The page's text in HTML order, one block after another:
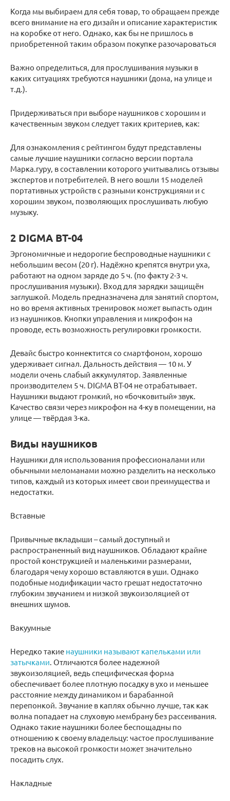
Когда мы выбираем для себя товар, то обращаем прежде
всего внимание на его дизайн и описание характеристик
на коробке от него. Однако, как бы не пришлось в
приобретенной таким образом покупке разочароваться
Важно определиться, для прослушивания музыки в
каких ситуациях требуются наушники (дома, на улице и
т.д.).
Придерживаться при выборе наушников с хорошим и
качественным звуком следует таких критериев, как:
Для ознакомления с рейтингом будут представлены
самые лучшие наушники согласно версии портала
Марка.гуру, в составлении которого учитывались отзывы
экспертов и потребителей. В него вошли 15 моделей
портативных устройств с разными конструкциями и с
хорошим звуком, позволяющих прослушивать любую
музыку.
2 DIGMA BT-04
Эргономичные и недорогие беспроводные наушники с
небольшим весом (20 г). Надёжно крепятся внутри уха,
работают на одном заряде до 5 ч. (по факту 2-3 ч.
прослушивания музыки). Вход для зарядки защищён
заглушкой. Модель предназначена для занятий спортом,
но во время активных тренировок может выпасть один
из наушников. Кнопки управления и микрофон на
проводе, есть возможность регулировки громкости.
Девайс быстро коннектится со смартфоном, хорошо
удерживает сигнал. Дальность действия — 10 м. У
модели очень слабый аккумулятор. Заявленные
производителем 5 ч. DIGMA BT-04 не отрабатывает.
Наушники выдают громкий, но «бочковитый» звук.
Качество связи через микрофон на 4-ку в помещении, на
улице — твёрдая 3-ка.
Виды наушников
Наушники для использования профессионалами или
обычными меломанами можно разделить на несколько
типов, каждый из которых имеет свои преимущества и
недостатки.
Вставные
Привычные вкладыши – самый доступный и
распространенный вид наушников. Обладают крайне
простой конструкцией и маленькими размерами,
благодаря чему хорошо вставляются в уши. Однако
подобные модификации часто грешат недостаточно
глубоким звучанием и низкой звукоизоляцией от
внешних шумов.
Вакуумные
Нередко такие наушники называют капельками или
затычками. Отличаются более надежной
звукоизоляцией, ведь специфическая форма
обеспечивает более плотную посадку в ухо и меньшее
расстояние между динамиком и барабанной
перепонкой. Звучание в каплях обычно лучше, так как
волна попадает на слуховую мембрану без рассеивания.
Однако такие наушники более беспощадны по
отношению к своему владельцу: частое прослушивание
треков на высокой громкости может значительно
посадить слух.
Накладные